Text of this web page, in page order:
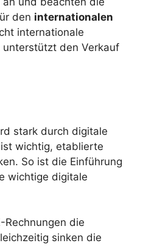
den internationalen
internationale
den Verkauf
stark durch digitale
wichtig, etablierte
So ist die Einführung
wichtige digitale
Rechnungen die
sinken die